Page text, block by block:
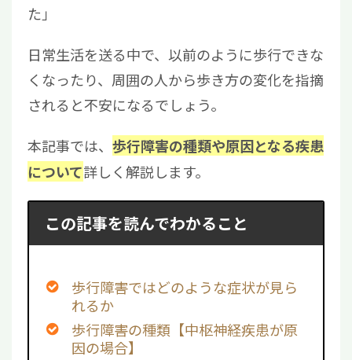
た」
日常生活を送る中で、以前のように歩行できな
くなったり、周囲の人から歩き方の変化を指摘
されると不安になるでしょう。
本記事では、 歩行障害の種類や原因となる疾患
について詳しく解説します。
この記事を読んでわかること
歩行障害ではどのような症状が見ら
れるか
歩行障害の種類【中枢神経疾患が原
因の場合】